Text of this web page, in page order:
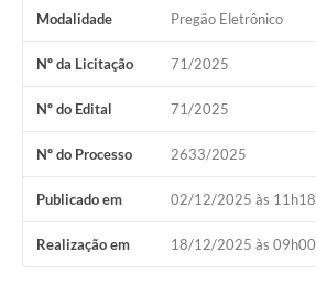
Ramais
Relação de Medicamentos
Carta de Serviços
Relatório Ouvidoria 2021
Relatório Ouvidoria 2022
Relatório Ouvidoria 2024
Modalidade Pregão Eletrônico
Nº da Licitação 71/2025
Nº do Edital 71/2025
Nº do Processo 2633/2025
Publicado em 02/12/2025 às 11h18
Realização em 18/12/2025 às 09h00